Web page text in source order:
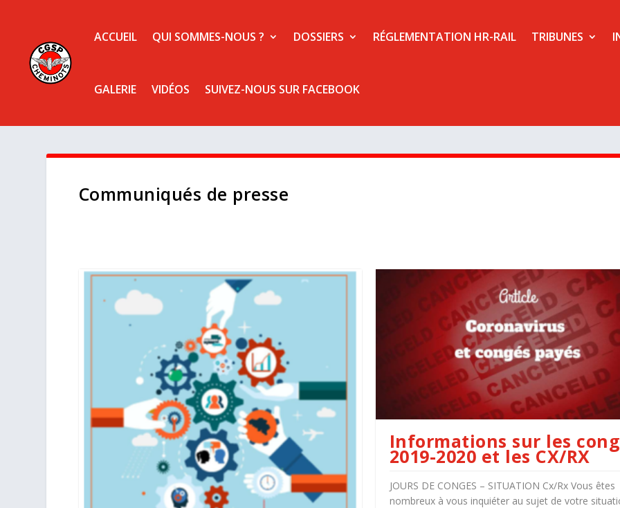
ACCUEIL QUI SOMMES-NOUS ? DOSSIERS RÉGLEMENTATION HR-RAIL TRIBUNES
GALERIE VIDÉOS SUIVEZ-NOUS SUR FACEBOOK
Communiqués de presse
Informations sur les
2019-2020 et les CX/RX
JOURS DE CONGES – SITUATION Cx/Rx Vous êtes
nombreux à vous inquiéter au sujet de votre